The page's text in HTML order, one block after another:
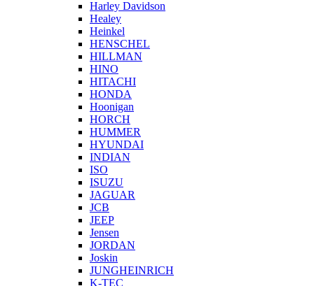
Harley Davidson
Healey
Heinkel
HENSCHEL
HILLMAN
HINO
HITACHI
HONDA
Hoonigan
HORCH
HUMMER
HYUNDAI
INDIAN
ISO
ISUZU
JAGUAR
JCB
JEEP
Jensen
JORDAN
Joskin
JUNGHEINRICH
K-TEC